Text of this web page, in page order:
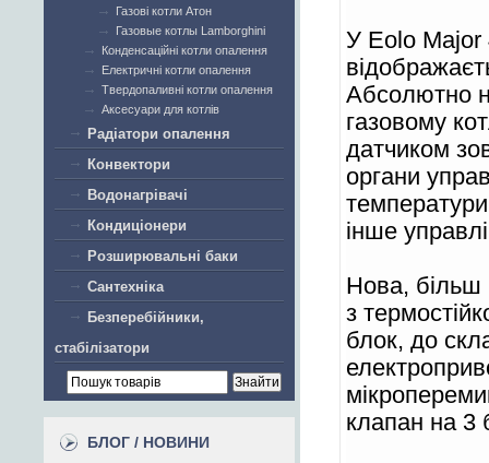
Газові котли Атон
Газовые котлы Lamborghini
Конденсаційні котли опалення
Електричні котли опалення
Твердопаливні котли опалення
Аксесуари для котлів
Радіатори опалення
Конвектори
Водонагрівачі
Кондиціонери
Розширювальні баки
Сантехніка
Безперебійники,
стабілізатори
БЛОГ / НОВИНИ
У Eolo Major
Абсолютно
газовому
датчиком
органи
інше
Нова, більш
з
блок, до
клапан на 3